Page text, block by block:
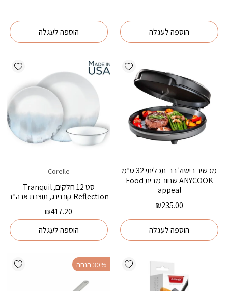
הוספה לעגלה הוספה לעגלה
Add wishlist
מכשיר בישול רב-תכליתי 32 ס”מ
ANYCOOK שחור מבית Food
appeal
₪235.00
הוספה לעגלה
Corelle
סט 12 חלקים, Tranquil
Reflection קורנינג, תוצרת ארה”ב
₪417.20
הוספה לעגלה
Add wishlist
‫30% הנחה